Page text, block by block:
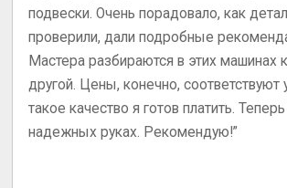
подвески. Очень порадовало, как
проверили, дали подробные
Мастера разбираются в этих машинах
другой. Цены, конечно, соответствуют
такое качество я готов платить.
надежных руках. Рекомендую!”